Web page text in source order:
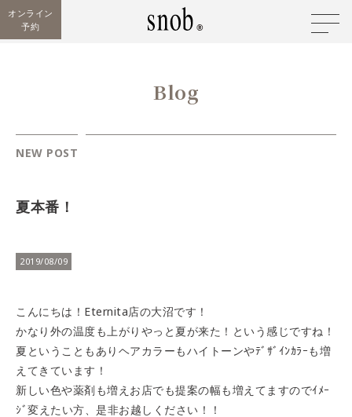
オンライン
予約
Blog
NEW POST
夏本番！
2019/08/09
こんにちは！Eternita店の大沼です！
かなり外の温度も上がりやっと夏が来た！という感じですね！
夏ということもありヘアカラーもハイトーンやﾃﾞｻﾞｲﾝｶﾗｰも増
えてきています！
新しい色や薬剤も増えお店でも提案の幅も増えてますのでｲﾒｰ
ｼﾞ変えたい方、是非お越しください！！